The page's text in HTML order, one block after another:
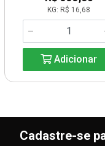
KG: R$ 16,68
Adicionar
Cadastre-se